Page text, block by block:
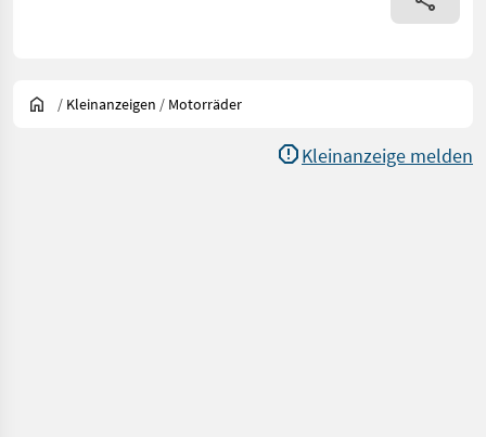
/ Kleinanzeigen / Motorräder
Kleinanzeige melden